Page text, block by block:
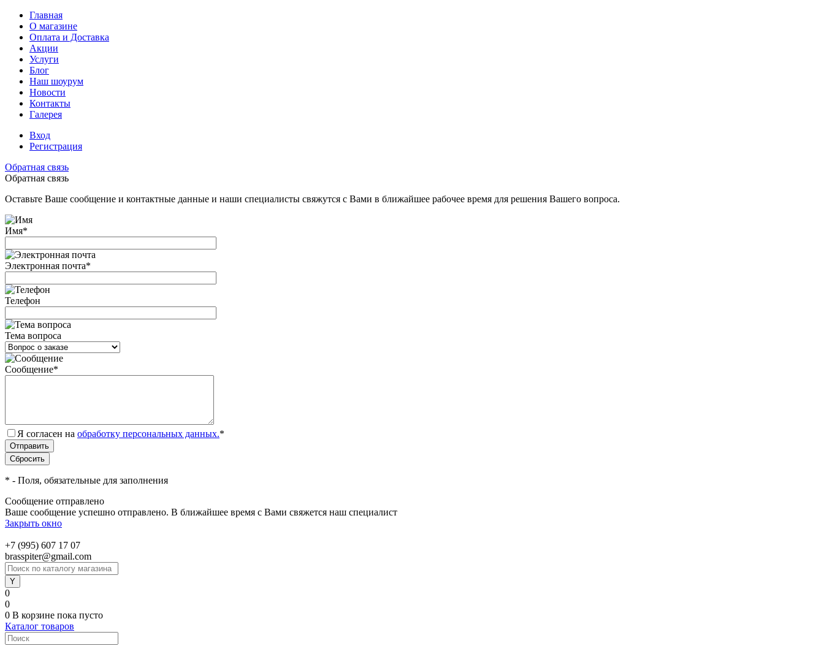
Главная
О магазине
Оплата и Доставка
Акции
Услуги
Блог
Наш шоурум
Новости
Контакты
Галерея
Вход
Регистрация
Обратная связь
Обратная связь
Оставьте Ваше сообщение и контактные данные и наши специалисты свяжутся с Вами в ближайшее рабочее время для решения Вашего вопроса.
Имя*
Электронная почта*
Телефон
Тема вопроса
Сообщение*
Я согласен на обработку персональных данных.*
* - Поля, обязательные для заполнения
Сообщение отправлено
Ваше сообщение успешно отправлено. В ближайшее время с Вами свяжется наш специалист
Закрыть окно
+7 (995) 607 17 07
brasspiter@gmail.com
0
0
0 В корзине пока пусто
Каталог товаров